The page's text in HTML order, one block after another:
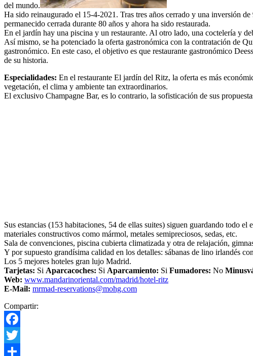
del mundo.
Ha sido reinaugurado el 15-4-2021. Tras tres años cerrado y una inversión
permanecido cerrada durante 80 años y ahora ha sido restaurada.
En el jardín hay una piscina y un restaurante. Al otro lado, una coctelería y
Así mismo, se ha potenciado la oferta gastronómica con la contratación de
gastronómico. En este caso, el objetivo es que restaurante gastronómico
de su historia.
Especialidades: En el restaurante El jardín del Ritz, la oferta es más
vegetación, el clima y ambiente tan extraordinarios.
El exclusivo Champagne Bar, es lo contrario, la sofisticación de sus
Sus estancias (153 habitaciones, 54 de ellas suites) siguen guardando todo
materiales constructivos como mármol, metales semipreciosos, sedas, etc.
Sala de convenciones, piscina cubierta climatizada y otra de relajación,
Y por supuesto grandísima calidad en los detalles: sábanas de lino irlandés
Los 5 mejores hoteles gran lujo Madrid.
Tarjetas: Si Aparcacoches: Si Aparcamiento: Si Fumadores: No
Web: www.mandarinoriental.com/madrid/hotel-ritz
E-Mail: mrmad-reservations@mohg.com
Compartir:
Facebook
Twitter